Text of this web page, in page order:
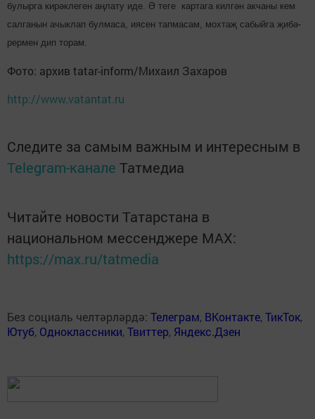
булырга кирәклеген аңлату иде. Ә теге картага килгән акчаны кем
салганын ачыклап булмаса, иясен тапмасам, мохтаҗ сабыйга җибә­
рер­мен дип торам.
Фото: архив tatar-inform/Михаил Захаров
http://www.vatantat.ru
Следите за самым важным и интересным в
Telegram-канале Татмедиа
Читайте новости Татарстана в
национальном мессенджере MАХ:
https://max.ru/tatmedia
Без социаль челтәрләрдә: Телеграм, ВКонтакте,ТикТок,
Ютуб, Одноклассники,Твиттер, Яндекс.Дзен